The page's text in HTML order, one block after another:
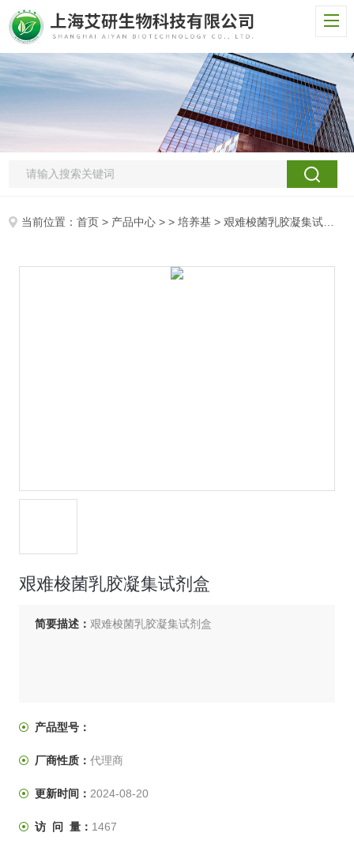
当前位置：首页 > 产品中心 > >培养基 > 艰难梭菌乳胶凝集试剂盒
艰难梭菌乳胶凝集试剂盒
简要描述： 艰难梭菌乳胶凝集试剂盒
产品型号：
厂商性质： 代理商
更新时间： 2024-08-20
访 问 量： 1467